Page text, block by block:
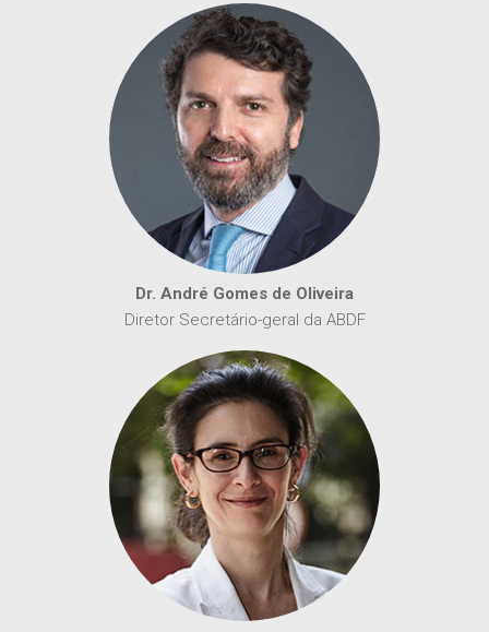
Dr. André Gomes de Oliveira
Diretor Secretário-geral da ABDF